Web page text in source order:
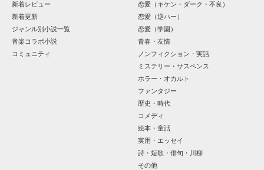
この男、倫理観なし。
どうしても許せない人間、いませんか？
作品を読む
作品を読む
新着レビュー
新着更新
ジャンル別小説一覧
音楽コラボ小説
コミュニティ
恋愛（キケン・ダーク・不良）
恋愛（逆ハー）
恋愛（学園）
青春・友情
ノンフィクション・実話
ミステリー・サスペンス
ホラー・オカルト
ファンタジー
歴史・時代
コメディ
絵本・童話
実用・エッセイ
詩・短歌・俳句・川柳
その他